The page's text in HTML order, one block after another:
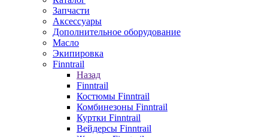
Запчасти
Аксессуары
Дополнительное оборудование
Масло
Экипировка
Finntrail
Назад
Finntrail
Костюмы Finntrail
Комбинезоны Finntrail
Куртки Finntrail
Вейдерсы Finntrail